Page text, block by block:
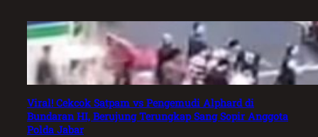
Viral! Cekcok Satpam vs Pengemudi Alphard di
Bundaran HI, Berujung Terungkap Sang Sopir Anggota
Polda Jabar